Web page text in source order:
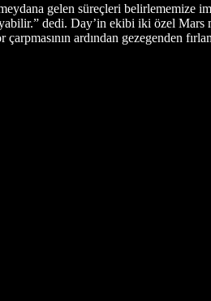
gelen süreçleri belirlememize
dedi. Day’in ekibi iki özel Mars
ardından gezegenden